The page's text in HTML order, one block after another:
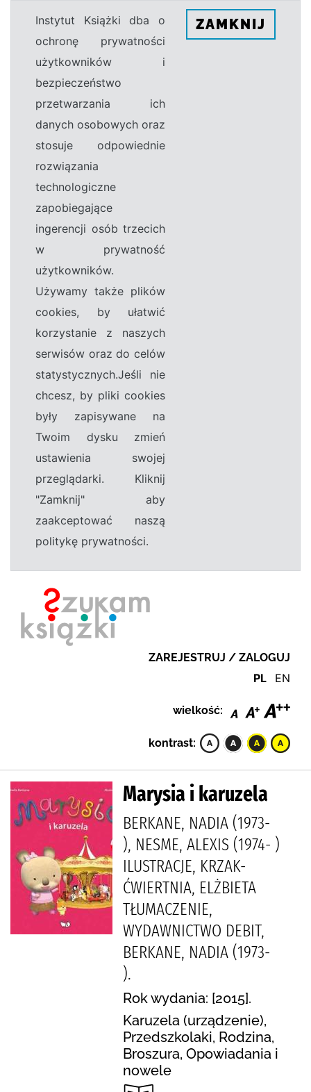
Instytut Książki dba o
ochronę prywatności
użytkowników i
bezpieczeństwo
przetwarzania ich
danych osobowych oraz
stosuje odpowiednie
rozwiązania
technologiczne
zapobiegające
ingerencji osób trzecich
w prywatność
użytkowników.
Używamy także plików
cookies, by ułatwić
korzystanie z naszych
serwisów oraz do celów
statystycznych.Jeśli nie
chcesz, by pliki cookies
były zapisywane na
Twoim dysku zmień
ustawienia swojej
przeglądarki. Kliknij
"Zamknij" aby
zaakceptować naszą
politykę prywatności.
ZAMKNIJ
ZAREJESTRUJ / ZALOGUJ
PL EN
wielkość:
kontrast:
Marysia i karuzela
BERKANE, NADIA (1973-
), NESME, ALEXIS (1974- )
ILUSTRACJE, KRZAK-
ĆWIERTNIA, ELŻBIETA
TŁUMACZENIE,
WYDAWNICTWO DEBIT,
BERKANE, NADIA (1973-
).
Rok wydania: [2015].
Karuzela (urządzenie),
Przedszkolaki, Rodzina,
Broszura, Opowiadania i
nowele